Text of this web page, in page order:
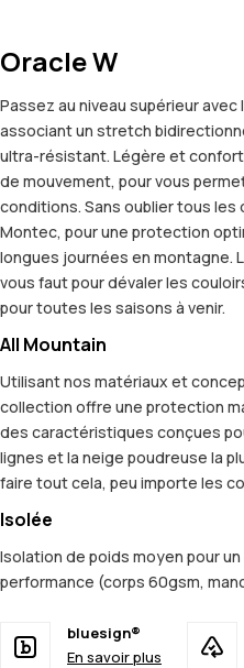
Oracle W
Passez au niveau supérieur
associant un stretch
ultra-résistant. Légère et
de mouvement, pour vous
conditions. Sans oublier tous
Montec, pour une protection
longues journées en montagne.
vous faut pour dévaler les
pour toutes les saisons à venir.
All Mountain
Utilisant nos matériaux et
collection offre une protection
des caractéristiques conçues
lignes et la neige poudreuse la
faire tout cela, peu importe les
Isolée
Isolation de poids moyen pour
performance (corps 60gsm,
bluesign®
En savoir plus